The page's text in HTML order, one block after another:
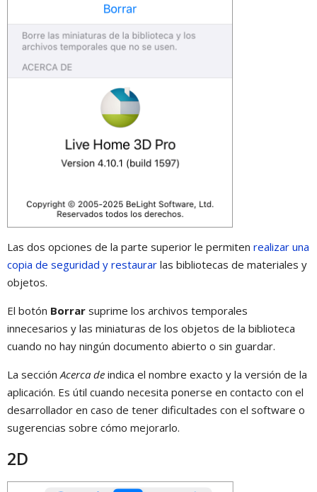
Las dos opciones de la parte superior le permiten realizar una
copia de seguridad y restaurar las bibliotecas de materiales y
objetos.
El botón Borrar suprime los archivos temporales
innecesarios y las miniaturas de los objetos de la biblioteca
cuando no hay ningún documento abierto o sin guardar.
La sección Acerca de indica el nombre exacto y la versión de la
aplicación. Es útil cuando necesita ponerse en contacto con el
desarrollador en caso de tener dificultades con el software o
sugerencias sobre cómo mejorarlo.
2D